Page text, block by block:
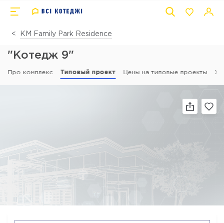
КМ Family Park Residence
"Котедж 9"
Про комплекс Типовый проект Цены на типовые проекты